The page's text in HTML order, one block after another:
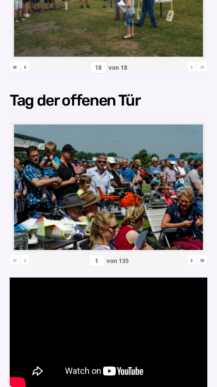
« ‹ von 18 › »
Tag der offenen Tür
« ‹ von 135 › »